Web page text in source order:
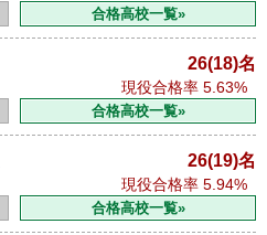
合格高校一覧»
26(18)名
現役合格率 5.63%
合格高校一覧»
26(19)名
現役合格率 5.94%
合格高校一覧»